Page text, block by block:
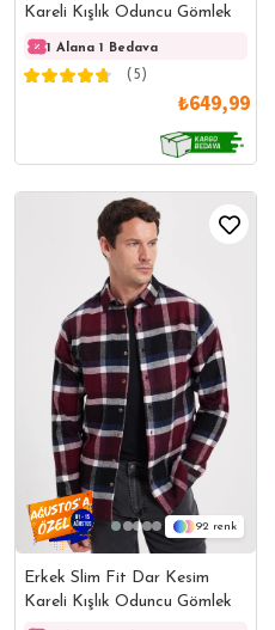
Kareli Kışlık Oduncu Gömlek
1 Alana 1 Bedava
(5)
₺649,99
92
Erkek Slim Fit Dar Kesim
Kareli Kışlık Oduncu Gömlek